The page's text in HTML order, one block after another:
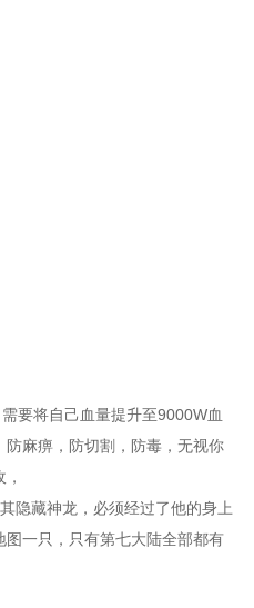
要将自己血量提升至9000W血
麻痹，防切割，防毒，无视你
隐藏神龙，必须经过了他的身上
一只，只有第七大陆全部都有